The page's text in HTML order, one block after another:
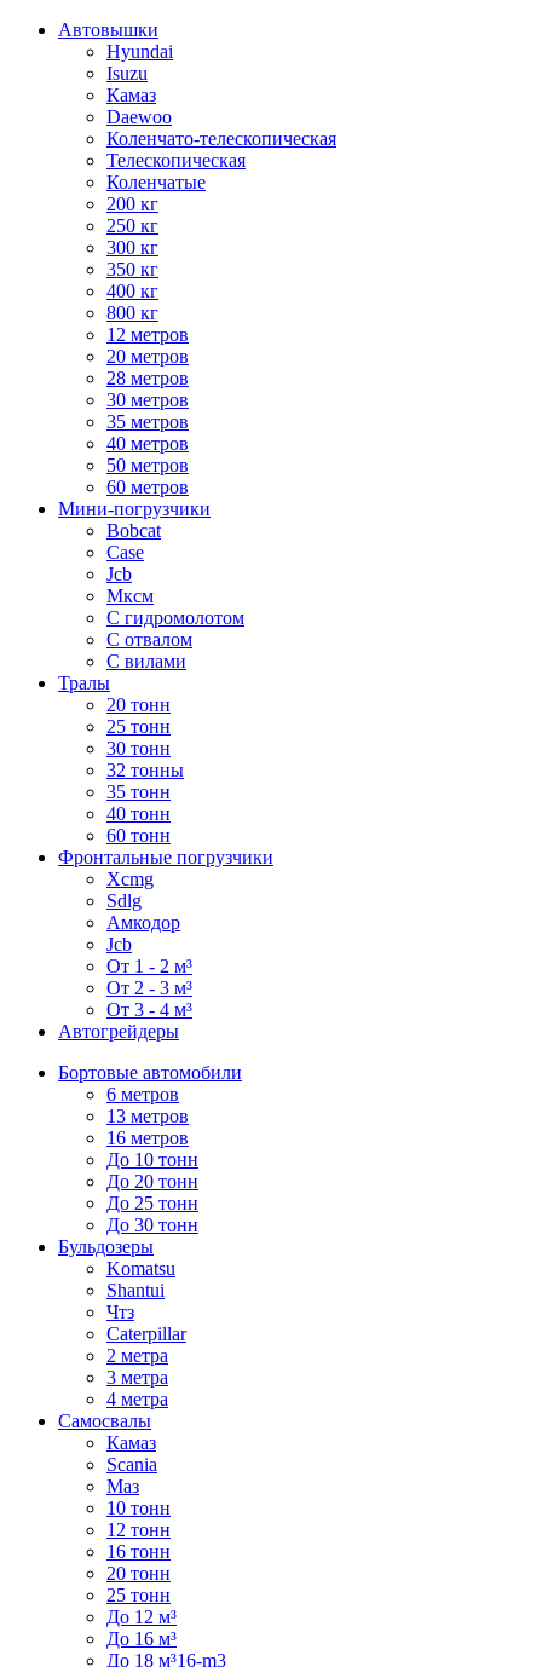
Автовышки
Hyundai
Isuzu
Камаз
Daewoo
Коленчато-телескопическая
Телескопическая
Коленчатые
200 кг
250 кг
300 кг
350 кг
400 кг
800 кг
12 метров
20 метров
28 метров
30 метров
35 метров
40 метров
50 метров
60 метров
Мини-погрузчики
Bobcat
Case
Jcb
Мксм
С гидромолотом
С отвалом
С вилами
Тралы
20 тонн
25 тонн
30 тонн
32 тонны
35 тонн
40 тонн
60 тонн
Фронтальные погрузчики
Xcmg
Sdlg
Амкодор
Jcb
От 1 - 2 м³
От 2 - 3 м³
От 3 - 4 м³
Автогрейдеры
Бортовые автомобили
6 метров
13 метров
16 метров
До 10 тонн
До 20 тонн
До 25 тонн
До 30 тонн
Бульдозеры
Komatsu
Shantui
Чтз
Caterpillar
2 метра
3 метра
4 метра
Самосвалы
Камаз
Scania
Маз
10 тонн
12 тонн
16 тонн
20 тонн
25 тонн
До 12 м³
До 16 м³
До 18 м³16-m3